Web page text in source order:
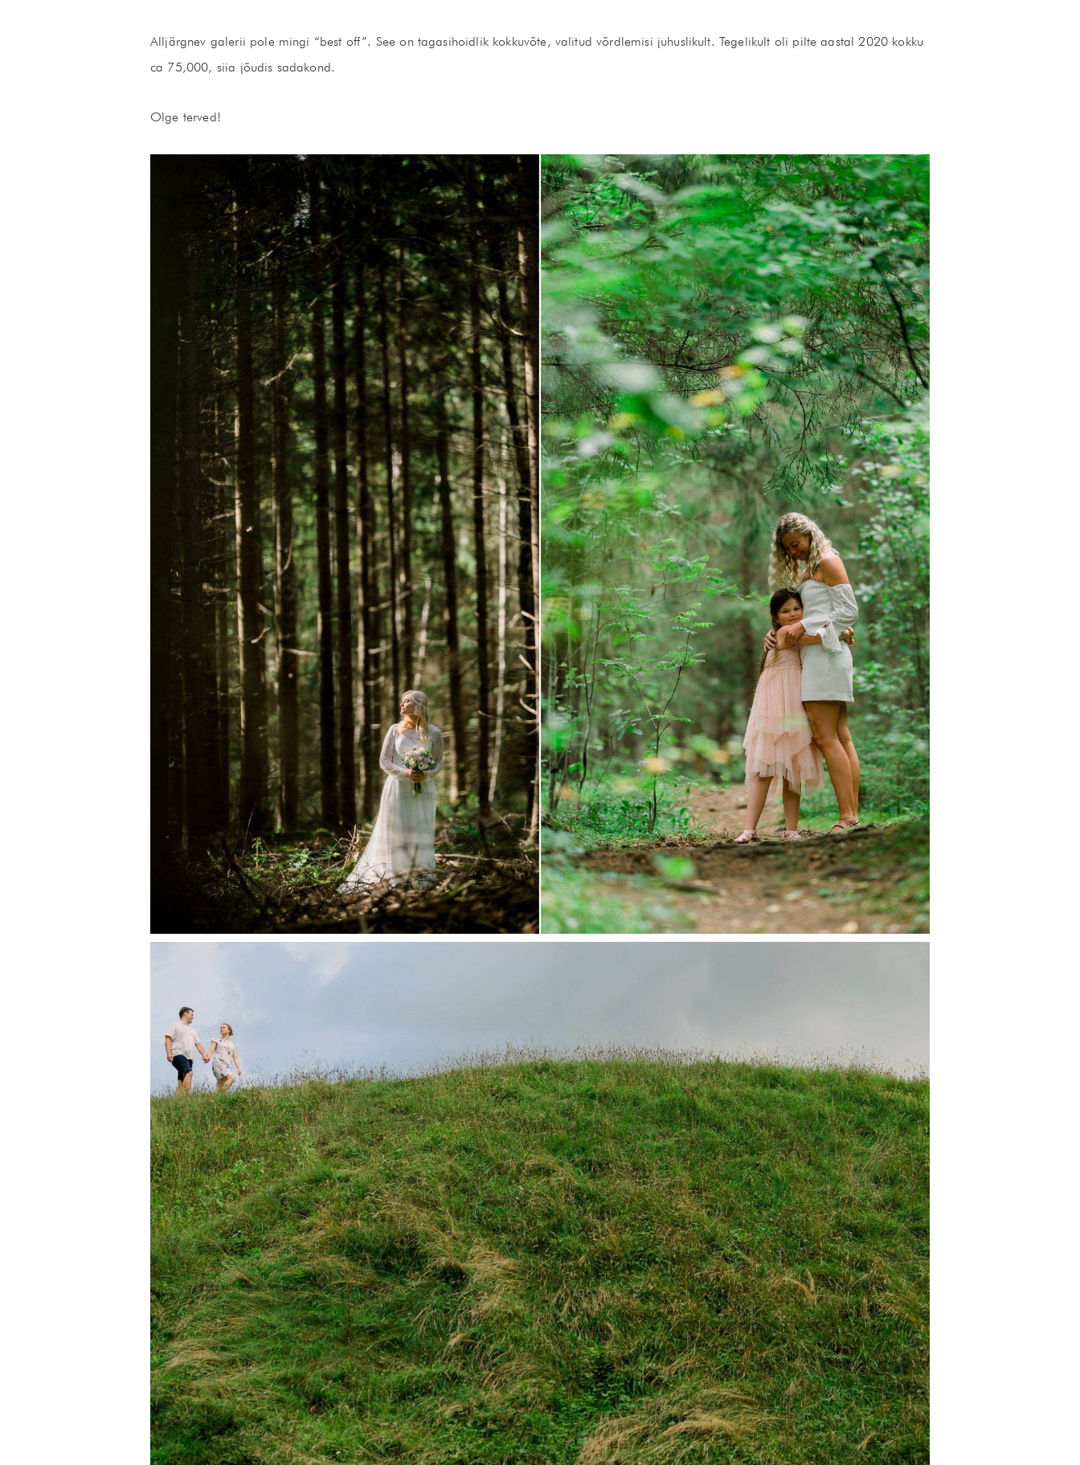
Alljärgnev galerii pole mingi “best off”. See on tagasihoidlik kokkuvõte, valitud võrdlemisi juhuslikult. Tegelikult oli pilte aastal 2020 kokku
ca 75,000, siia jõudis sadakond.
Olge terved!